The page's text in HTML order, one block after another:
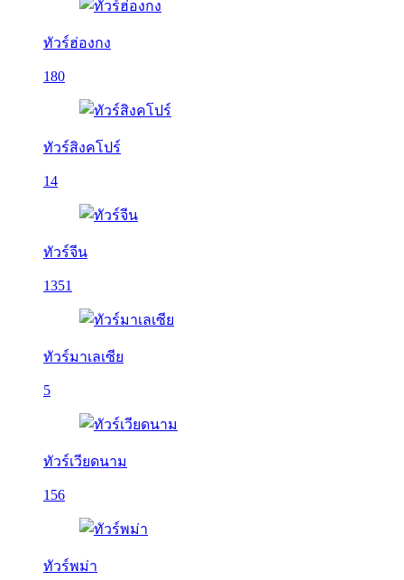
ทัวร์ฮ่องกง
180
ทัวร์สิงคโปร์
14
ทัวร์จีน
1351
ทัวร์มาเลเซีย
5
ทัวร์เวียดนาม
156
ทัวร์พม่า